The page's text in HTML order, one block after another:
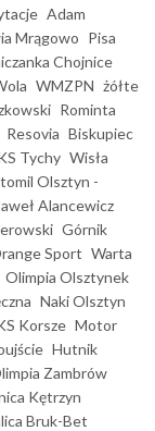
Adam
Mrągowo Pisa
Chojnice
WMZPN żółte
Rominta
Resovia Biskupiec
Tychy Wisła
Olsztyn -
Alancewicz
Górnik
Sport Warta
Olimpia Olsztynek
Naki Olsztyn
Korsze Motor
Hutnik
Zambrów
Kętrzyn
Bruk-Bet